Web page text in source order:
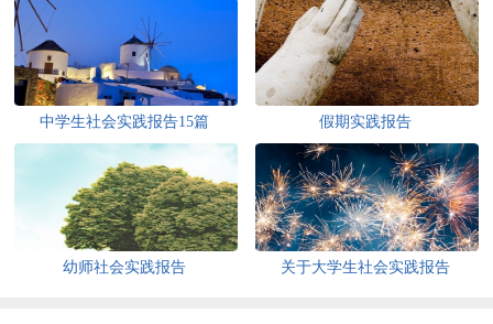
中学生社会实践报告15篇 假期实践报告
幼师社会实践报告 关于大学生社会实践报告